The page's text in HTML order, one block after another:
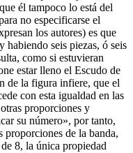
él tampoco lo está del
no especificarse el
los autores) es que
habiendo seis piezas, ó seis
como si estuvieran
estar lleno el Escudo de
de la figura infiere, que el
con esta igualdad en las
proporciones y
su número», por tanto,
proporciones de la banda,
8, la única propiedad